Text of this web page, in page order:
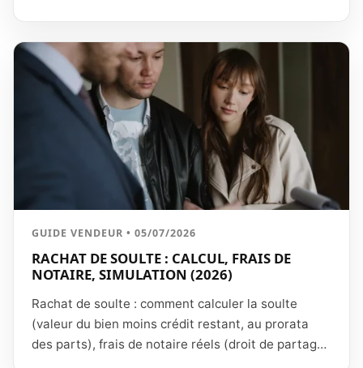
à rebours utilisée par les promoteurs.
GUIDE VENDEUR • 05/07/2026
RACHAT DE SOULTE : CALCUL, FRAIS DE
NOTAIRE, SIMULATION (2026)
Rachat de soulte : comment calculer la soulte
(valeur du bien moins crédit restant, au prorata
des parts), frais de notaire réels (droit de partage